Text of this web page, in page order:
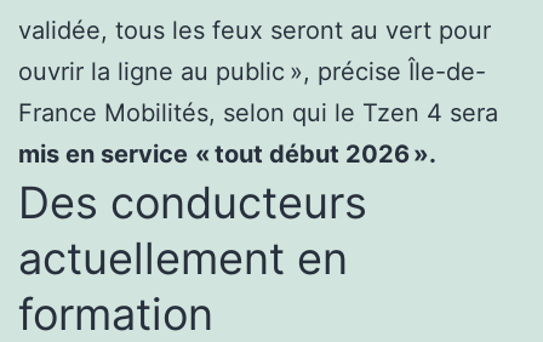
validée, tous les feux seront au vert pour
ouvrir la ligne au public », précise Île-de-
France Mobilités, selon qui le Tzen 4 sera
mis en service « tout début 2026 ».
Des conducteurs
actuellement en
formation